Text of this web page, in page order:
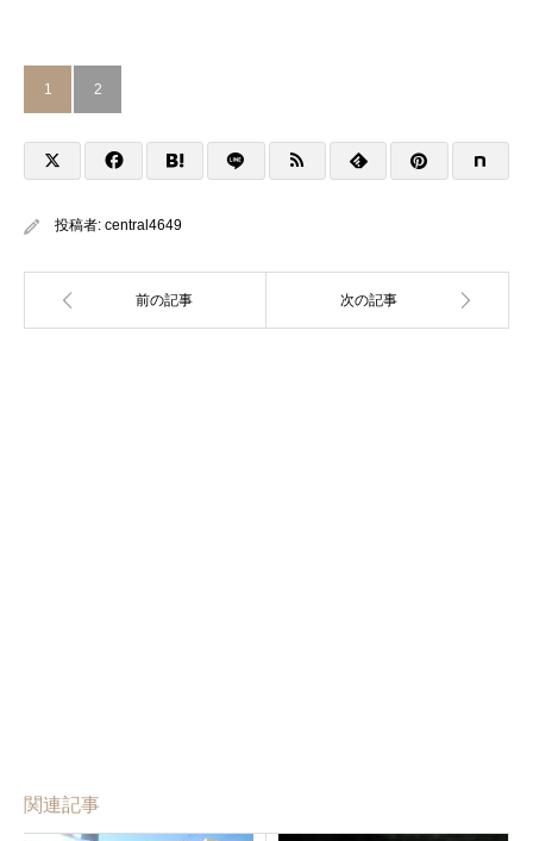
1 2
投稿者: central4649
関連記事